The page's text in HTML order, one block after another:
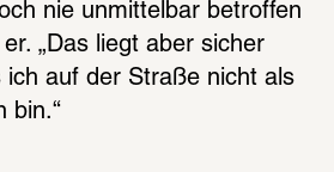
nie unmittelbar betroffen
„Das liegt aber sicher
ich auf der Straße nicht als
bin.“